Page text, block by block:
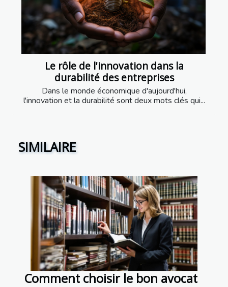
Le rôle de l'innovation dans la
durabilité des entreprises
Dans le monde économique d'aujourd'hui,
l'innovation et la durabilité sont deux mots clés qui...
SIMILAIRE
Comment choisir le bon avocat